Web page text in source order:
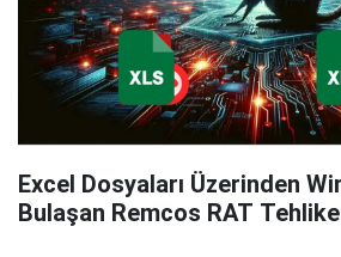
Excel Dosyaları Üzerinden
Bulaşan Remcos RAT